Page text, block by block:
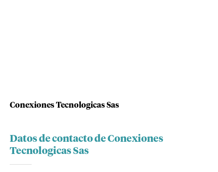
Conexiones Tecnologicas Sas
Datos de contacto de Conexiones
Tecnologicas Sas